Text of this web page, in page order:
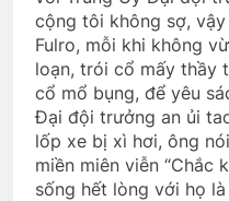
CTBCTY
3 Years Ago
AI NHỚ
3 Years Ago
cộng tôi không sợ,
Fulro, mỗi khi không
loạn, trói cổ mấy thầy
cổ mổ bụng, để yêu
Đại đội trưởng an ủi
lốp xe bị xì hơi, ông
miền miên viễn “Chắc
sống hết lòng với họ